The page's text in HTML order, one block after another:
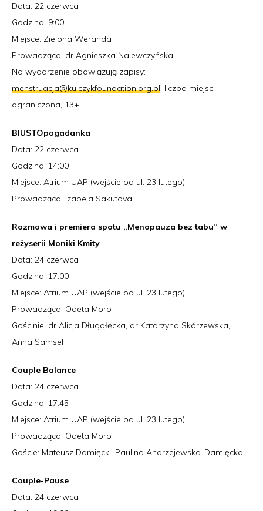
Data: 22 czerwca
Godzina: 9:00
Miejsce: Zielona Weranda
Prowadząca: dr Agnieszka Nalewczyńska
Na wydarzenie obowiązują zapisy:
menstruacja@kulczykfoundation.org.pl, liczba miejsc
ograniczona, 13+
BIUSTOpogadanka
Data: 22 czerwca
Godzina: 14:00
Miejsce: Atrium UAP (wejście od ul. 23 lutego)
Prowadząca: Izabela Sakutova
Rozmowa i premiera spotu „Menopauza bez tabu” w
reżyserii Moniki Kmity
Data: 24 czerwca
Godzina: 17:00
Miejsce: Atrium UAP (wejście od ul. 23 lutego)
Prowadząca: Odeta Moro
Gościnie: dr Alicja Długołęcka, dr Katarzyna Skórzewska,
Anna Samsel
Couple Balance
Data: 24 czerwca
Godzina: 17:45
Miejsce: Atrium UAP (wejście od ul. 23 lutego)
Prowadząca: Odeta Moro
Goście: Mateusz Damięcki, Paulina Andrzejewska-Damięcka
Couple-Pause
Data: 24 czerwca